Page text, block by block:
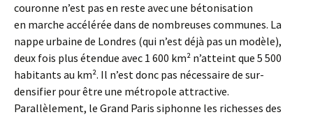
couronne n’est pas en reste avec une bétonisation
en marche accélérée dans de nombreuses communes. La
nappe urbaine de Londres (qui n’est déjà pas un modèle),
deux fois plus étendue avec 1 600 km² n’atteint que 5 500
habitants au km². Il n’est donc pas nécessaire de sur-
densifier pour être une métropole attractive.
Parallèlement, le Grand Paris siphonne les richesses des